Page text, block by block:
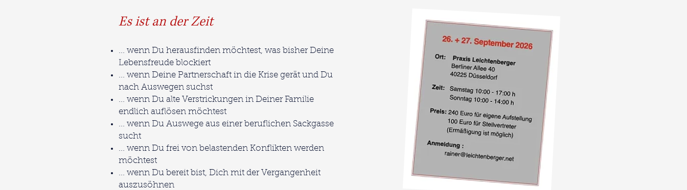
Es ist an der Zeit
... wenn Du herausfinden möchtest, was bisher Deine
Lebensfreude blockiert
... wenn Deine Partnerschaft in die Krise gerät und Du
nach Auswegen suchst
... wenn Du alte Verstrickungen in Deiner Familie
endlich auflösen möchtest
... wenn Du Auswege aus einer beruflichen Sackgasse
sucht
... wenn Du frei von belastenden Konflikten werden
möchtest
... wenn Du bereit bist, Dich mit der Vergangenheit
auszusöhnen